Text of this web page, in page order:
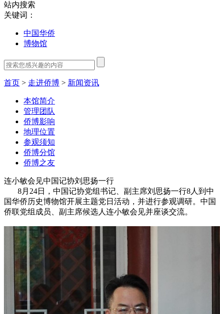
站内搜索
关键词：
中国华侨
博物馆
首页 > 走进侨博 > 新闻资讯
本馆简介
管理团队
侨博影响
地理位置
参观须知
侨博分馆
侨博之友
连小敏会见中国记协刘思扬一行
8月24日，中国记协党组书记、副主席刘思扬一行8人到中
国华侨历史博物馆开展主题党日活动，并进行参观调研。中国
侨联党组成员、副主席候选人连小敏会见并座谈交流。